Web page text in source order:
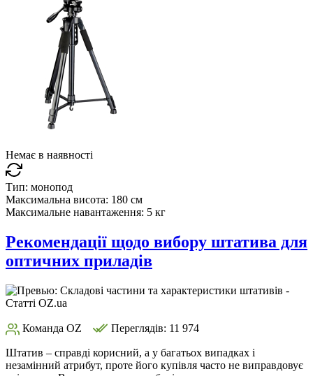
Немає в наявності
Тип: монопод
Максимальна висота: 180 см
Максимальне навантаження: 5 кг
Рекомендації щодо вибору штатива для
оптичних приладів
Команда OZ Переглядів: 11 974
Штатив – справді корисний, а у багатьох випадках і
незамінний атрибут, проте його купівля часто не виправдовує